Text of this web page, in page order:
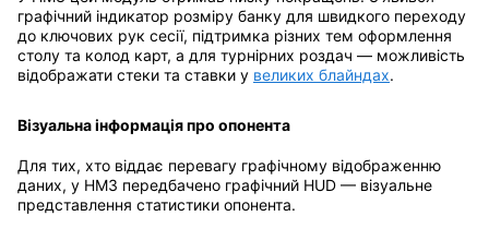
графічний індикатор розміру банку для швидкого переходу
до ключових рук сесії, підтримка різних тем оформлення
столу та колод карт, а для турнірних роздач — можливість
відображати стеки та ставки у великих блайндах.
Візуальна інформація про опонента
Для тих, хто віддає перевагу графічному відображенню
даних, у HM3 передбачено графічний HUD — візуальне
представлення статистики опонента.